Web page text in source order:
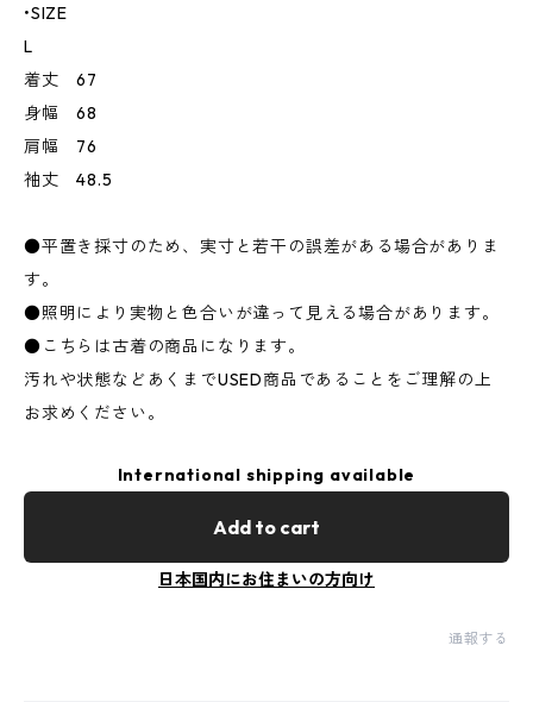
•SIZE
L
着丈 67
身幅 68
肩幅 76
袖丈 48.5
●平置き採寸のため、実寸と若干の誤差がある場合がありま
す。
●照明により実物と色合いが違って見える場合があります。
●こちらは古着の商品になります。
汚れや状態などあくまでUSED商品であることをご理解の上
お求めください。
International shipping available
Add to cart
日本国内にお住まいの方向け
通報する